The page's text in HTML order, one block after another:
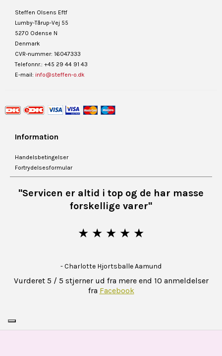
Steffen Olsens Eftf
Lumby-Tårup-Vej 55
5270 Odense N
Denmark
CVR-nummer: 16047333
Telefonnr.: +45 29 44 91 43
E-mail: info@steffen-o.dk
Information
Handelsbetingelser
Fortrydelsesformular
"Servicen er altid i top og de har masse
forskellige varer"
★ ★ ★ ★ ★
- Charlotte Hjortsballe Aamund
Vurderet 5 / 5 stjerner ud fra mere end 10 anmeldelser
fra Facebook